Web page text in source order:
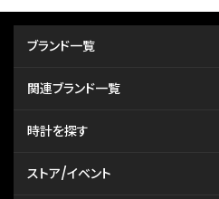
ブランド一覧
関連ブランド一覧
時計を探す
ストア/イベント